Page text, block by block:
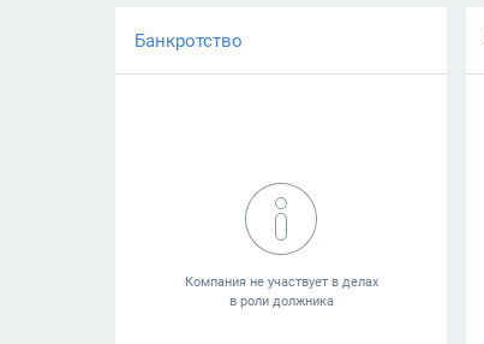
Банкротство